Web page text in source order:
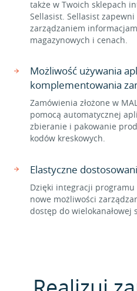
także w Twoich sklepach
Sellasist. Sellasist
zarządzaniem
magazynowych i cenach.
Możliwość używania
komplementowania
Zamówienia złożone w
pomocą automatycznej
zbieranie i pakowanie
kodów kreskowych.
Elastyczne
Dzięki integracji programu
nowe możliwości
dostęp do wielokanałowej